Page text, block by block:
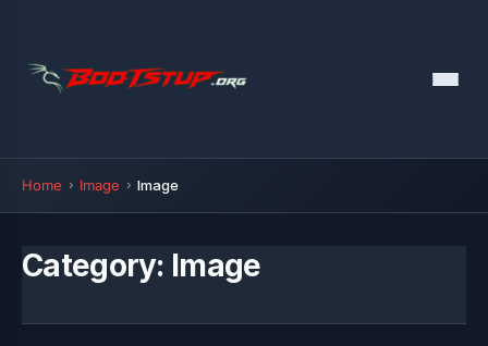
Menu
Home Image Image
Category: Image